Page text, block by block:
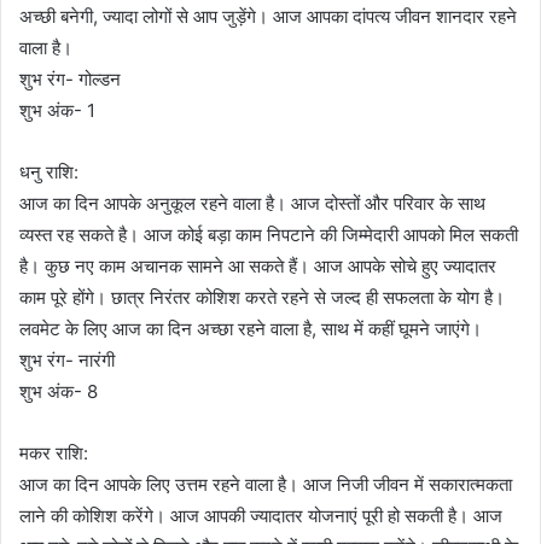
अच्छी बनेगी, ज्यादा लोगों से आप जुड़ेंगे। आज आपका दांपत्य जीवन शानदार रहने
वाला है।
शुभ रंग- गोल्डन
शुभ अंक- 1
धनु राशि:
आज का दिन आपके अनुकूल रहने वाला है। आज दोस्तों और परिवार के साथ
व्यस्त रह सकते है। आज कोई बड़ा काम निपटाने की जिम्मेदारी आपको मिल सकती
है। कुछ नए काम अचानक सामने आ सकते हैं। आज आपके सोचे हुए ज्यादातर
काम पूरे होंगे। छात्र निरंतर कोशिश करते रहने से जल्द ही सफलता के योग है।
लवमेट के लिए आज का दिन अच्छा रहने वाला है, साथ में कहीं घूमने जाएंगे।
शुभ रंग- नारंगी
शुभ अंक- 8
मकर राशि:
आज का दिन आपके लिए उत्तम रहने वाला है। आज निजी जीवन में सकारात्मकता
लाने की कोशिश करेंगे। आज आपकी ज्यादातर योजनाएं पूरी हो सकती है। आज